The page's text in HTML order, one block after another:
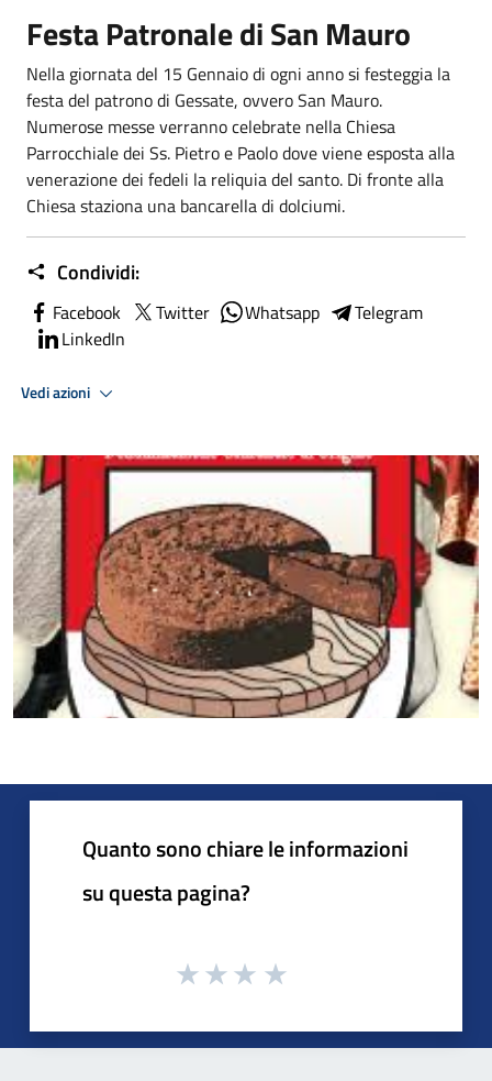
Festa Patronale di San Mauro
Nella giornata del 15 Gennaio di ogni anno si festeggia la
festa del patrono di Gessate, ovvero San Mauro.
Numerose messe verranno celebrate nella Chiesa
Parrocchiale dei Ss. Pietro e Paolo dove viene esposta alla
venerazione dei fedeli la reliquia del santo. Di fronte alla
Chiesa staziona una bancarella di dolciumi.
Condividi:
Facebook Twitter Whatsapp
Telegram
LinkedIn
Vedi azioni
Quanto sono chiare le informazioni
su questa pagina?